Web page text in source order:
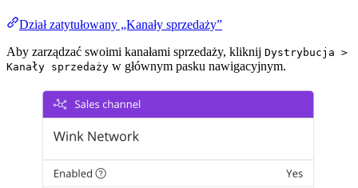
Dział zatytułowany „Kanały sprzedaży”
Aby zarządzać swoimi kanałami sprzedaży, kliknij Dystrybucja >
Kanały sprzedaży w głównym pasku nawigacyjnym.